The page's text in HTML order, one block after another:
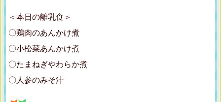
＜本日の離乳食＞
〇鶏肉のあんかけ煮
〇小松菜あんかけ煮
〇たまねぎやわらか煮
〇人参のみそ汁